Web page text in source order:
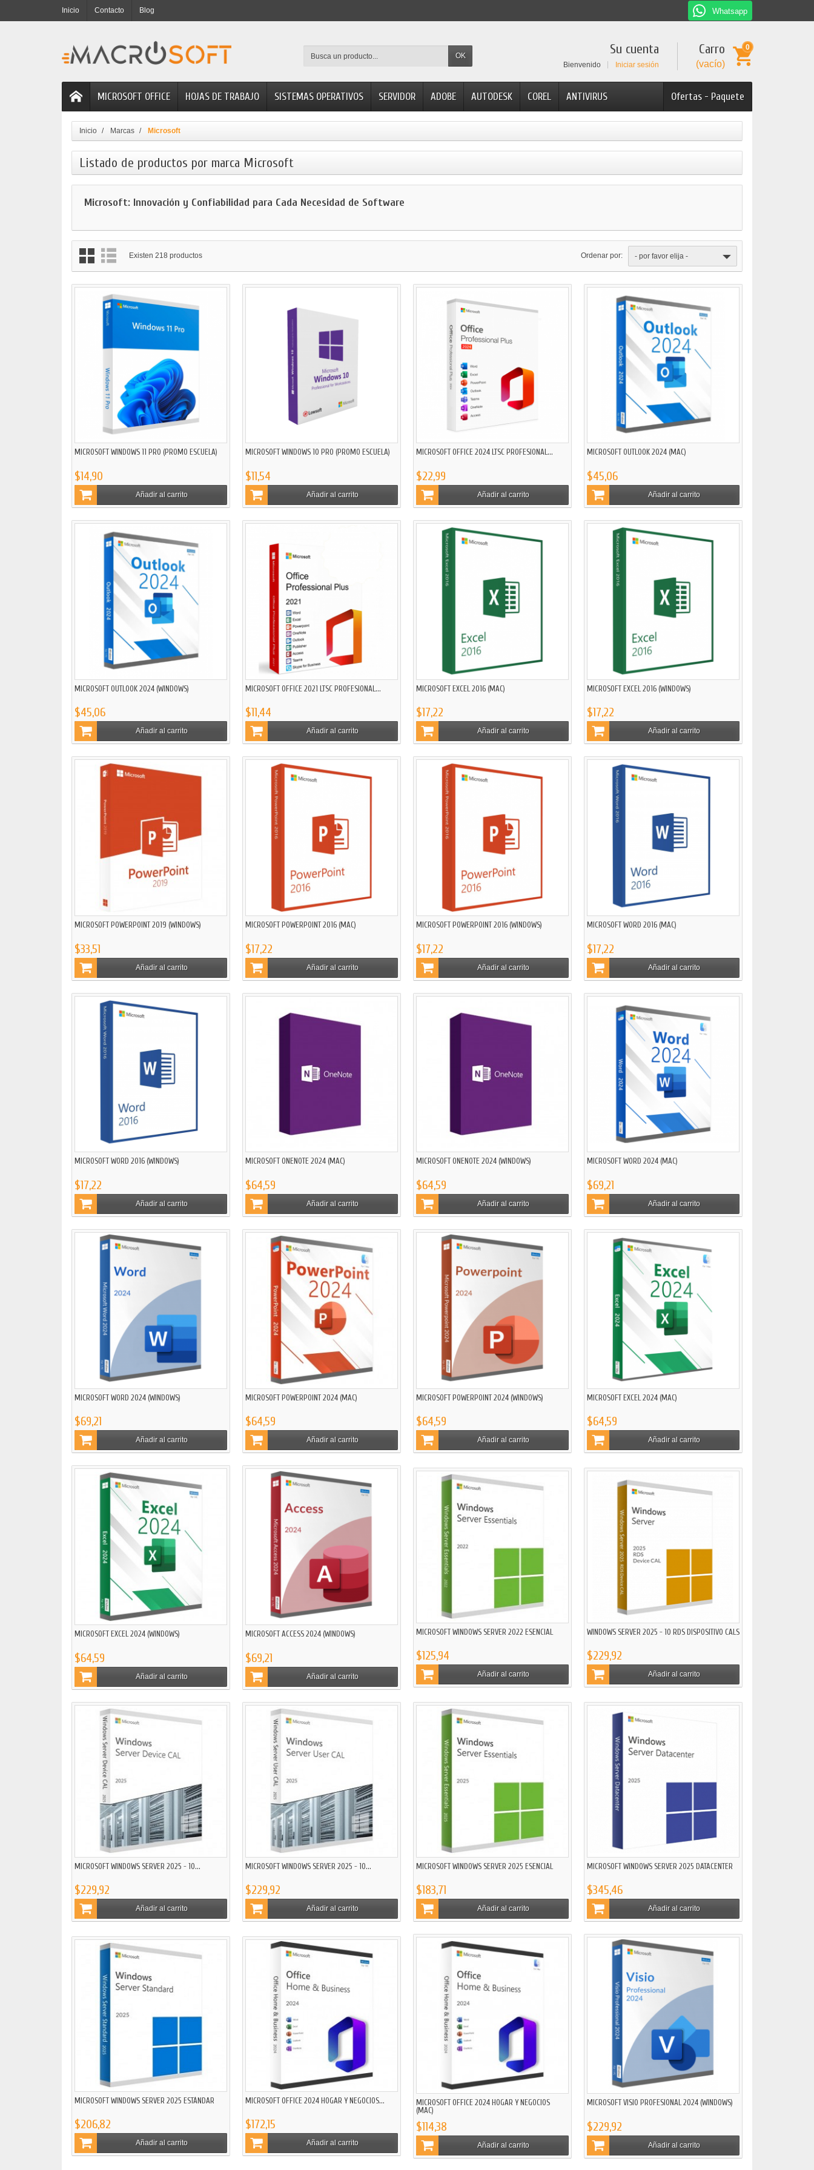
Inicio Contacto Blog Whatsapp
OK Carro
(vacío)
0
Su cuenta
Bienvenido Iniciar sesión
Ofertas - Paquete
MICROSOFT OFFICE HOJAS DE TRABAJO SISTEMAS OPERATIVOS SERVIDOR ADOBE AUTODESK COREL ANTIVIRUS
Inicio Marcas Microsoft
Listado de productos por marca Microsoft
Microsoft: Innovación y Confiabilidad para Cada Necesidad de Software
Existen 218 productos Ordenar por: - por favor elija -
MICROSOFT WINDOWS 11 PRO (PROMO ESCUELA)
$14,90
Añadir al carrito
MICROSOFT WINDOWS 10 PRO (PROMO ESCUELA)
$11,54
Añadir al carrito
MICROSOFT OFFICE 2024 LTSC PROFESIONAL...
$22,99
Añadir al carrito
MICROSOFT OUTLOOK 2024 (MAC)
$45,06
Añadir al carrito
MICROSOFT OUTLOOK 2024 (WINDOWS)
$45,06
Añadir al carrito
MICROSOFT OFFICE 2021 LTSC PROFESIONAL...
$11,44
Añadir al carrito
MICROSOFT EXCEL 2016 (MAC)
$17,22
Añadir al carrito
MICROSOFT EXCEL 2016 (WINDOWS)
$17,22
Añadir al carrito
MICROSOFT POWERPOINT 2019 (WINDOWS)
$33,51
Añadir al carrito
MICROSOFT POWERPOINT 2016 (MAC)
$17,22
Añadir al carrito
MICROSOFT POWERPOINT 2016 (WINDOWS)
$17,22
Añadir al carrito
MICROSOFT WORD 2016 (MAC)
$17,22
Añadir al carrito
MICROSOFT WORD 2016 (WINDOWS)
$17,22
Añadir al carrito
MICROSOFT ONENOTE 2024 (MAC)
$64,59
Añadir al carrito
MICROSOFT ONENOTE 2024 (WINDOWS)
$64,59
Añadir al carrito
MICROSOFT WORD 2024 (MAC)
$69,21
Añadir al carrito
MICROSOFT WORD 2024 (WINDOWS)
$69,21
Añadir al carrito
MICROSOFT POWERPOINT 2024 (MAC)
$64,59
Añadir al carrito
MICROSOFT POWERPOINT 2024 (WINDOWS)
$64,59
Añadir al carrito
MICROSOFT EXCEL 2024 (MAC)
$64,59
Añadir al carrito
MICROSOFT EXCEL 2024 (WINDOWS)
$64,59
Añadir al carrito
MICROSOFT ACCESS 2024 (WINDOWS)
$69,21
Añadir al carrito
MICROSOFT WINDOWS SERVER 2022 ESENCIAL
$125,94
Añadir al carrito
WINDOWS SERVER 2025 - 10 RDS DISPOSITIVO CALS
$229,92
Añadir al carrito
MICROSOFT WINDOWS SERVER 2025 - 10...
$229,92
Añadir al carrito
MICROSOFT WINDOWS SERVER 2025 - 10...
$229,92
Añadir al carrito
MICROSOFT WINDOWS SERVER 2025 ESENCIAL
$183,71
Añadir al carrito
MICROSOFT WINDOWS SERVER 2025 DATACENTER
$345,46
Añadir al carrito
MICROSOFT WINDOWS SERVER 2025 ESTÁNDAR
$206,82
Añadir al carrito
MICROSOFT OFFICE 2024 HOGAR Y NEGOCIOS...
$172,15
Añadir al carrito
MICROSOFT OFFICE 2024 HOGAR Y NEGOCIOS
(MAC)
$114,38
Añadir al carrito
MICROSOFT VISIO PROFESIONAL 2024 (WINDOWS)
$229,92
Añadir al carrito